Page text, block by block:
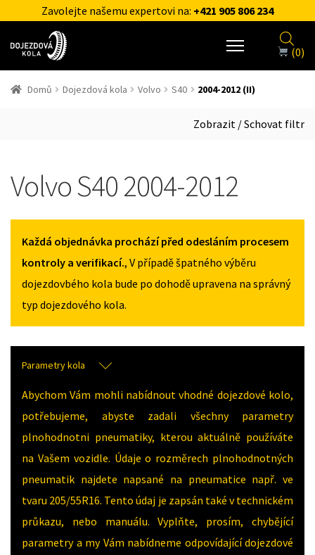
Zavolejte našemu expertovi na: +421 905 806 234
(0)
Domů Dojezdová kola Volvo S40 2004-2012 (II)
Zobrazit / Schovat filtr
Volvo S40 2004-2012
Každá objednávka prochází před odesláním procesem
kontroly a verifikací., V případě špatného výběru
dojezdovbého kola bude po dohodě upravena na správný
typ dojezdového kola.
Parametry kola
Abychom Vám mohli nabídnout vhodné dojezdové kolo,
potřebujeme, abyste zadali všechny parametry
plnohodnotni pneumatiky, kterou aktuálně používáte
na Vašem vozidle. Údaje o rozměrech plnohodnotných
pneumatik najdete napsané na pneumatice např. ve
tvaru 205/55R16. Tento údaj je zapsán také v technickém
průkazu, nebo manuálu. Vyplňte, prosím, chybějící
parametry a my Vám nabídneme odpovídající dojezdové